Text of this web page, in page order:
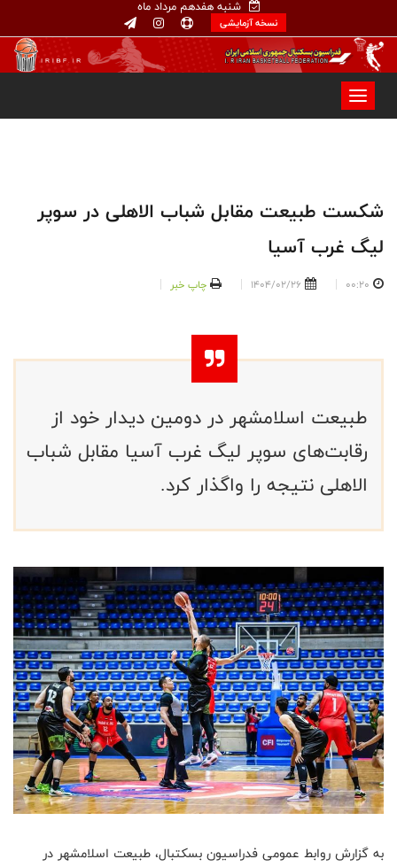
شنبه هفدهم مرداد ماه
نسخه آزمایشی
شکست طبیعت مقابل شباب الاهلی در سوپر
لیگ غرب آسیا
00:20
1404/02/26 چاپ خبر
طبیعت اسلامشهر در دومین دیدار خود از
رقابت‌های سوپر لیگ غرب آسیا مقابل شباب
الاهلی نتیجه را واگذار کرد.
به گزارش روابط عمومی فدراسیون بسکتبال، طبیعت اسلامشهر در